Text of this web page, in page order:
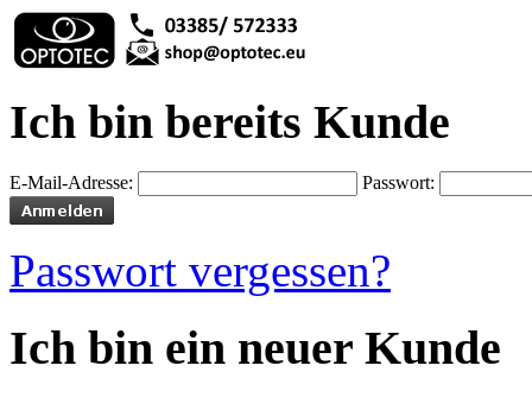
Ich bin bereits Kunde
E-Mail-Adresse: Passwort:
Passwort vergessen?
Ich bin ein neuer Kunde